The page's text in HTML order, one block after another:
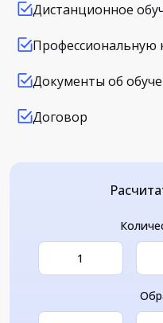
Дистанционное
Профессиональную
Документы об
Договор
1